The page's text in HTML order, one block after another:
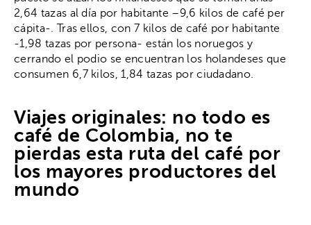
2,64 tazas al día por habitante –9,6 kilos de café per
cápita-. Tras ellos, con 7 kilos de café por habitante
-1,98 tazas por persona- están los noruegos y
cerrando el podio se encuentran los holandeses que
consumen 6,7 kilos, 1,84 tazas por ciudadano.
Viajes originales: no todo es
café de Colombia, no te
pierdas esta ruta del café por
los mayores productores del
mundo